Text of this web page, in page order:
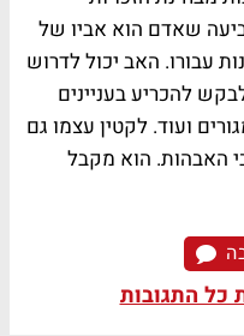
שאדם הוא אביו של
עבורו. האב יכול לדרוש
להכריע בעניינים
ועוד. לקטין עצמו גם
האבהות. הוא מקבל
כל התגובות